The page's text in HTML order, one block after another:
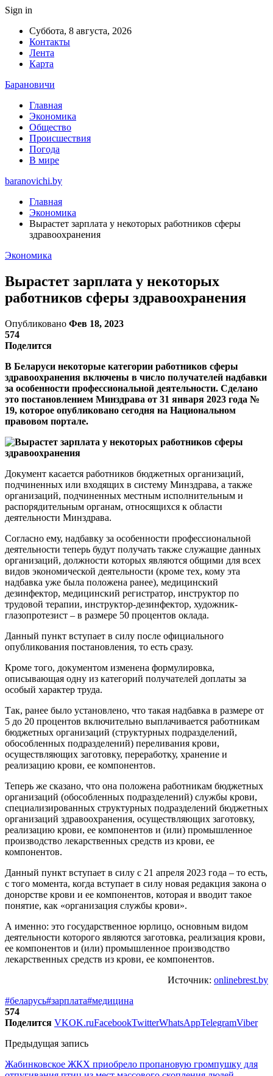
Sign in
Суббота, 8 августа, 2026
Контакты
Лента
Карта
Барановичи
Главная
Экономика
Общество
Происшествия
Погода
В мире
baranovichi.by
Главная
Экономика
Вырастет зарплата у некоторых работников сферы
здравоохранения
Экономика
Вырастет зарплата у некоторых
работников сферы здравоохранения
Опубликовано Фев 18, 2023
574
Поделится
В Беларуси некоторые категории работников сферы
здравоохранения включены в число получателей надбавки
за особенности профессиональной деятельности. Сделано
это постановлением Минздрава от 31 января 2023 года №
19, которое опубликовано сегодня на Национальном
правовом портале.
Документ касается работников бюджетных организаций,
подчиненных или входящих в систему Минздрава, а также
организаций, подчиненных местным исполнительным и
распорядительным органам, относящихся к области
деятельности Минздрава.
Согласно ему, надбавку за особенности профессиональной
деятельности теперь будут получать также служащие данных
организаций, должности которых являются общими для всех
видов экономической деятельности (кроме тех, кому эта
надбавка уже была положена ранее), медицинский
дезинфектор, медицинский регистратор, инструктор по
трудовой терапии, инструктор-дезинфектор, художник-
глазопротезист – в размере 50 процентов оклада.
Данный пункт вступает в силу после официального
опубликования постановления, то есть сразу.
Кроме того, документом изменена формулировка,
описывающая одну из категорий получателей доплаты за
особый характер труда.
Так, ранее было установлено, что такая надбавка в размере от
5 до 20 процентов включительно выплачивается работникам
бюджетных организаций (структурных подразделений,
обособленных подразделений) переливания крови,
осуществляющих заготовку, переработку, хранение и
реализацию крови, ее компонентов.
Теперь же сказано, что она положена работникам бюджетных
организаций (обособленных подразделений) службы крови,
специализированных структурных подразделений бюджетных
организаций здравоохранения, осуществляющих заготовку,
реализацию крови, ее компонентов и (или) промышленное
производство лекарственных средств из крови, ее
компонентов.
Данный пункт вступает в силу с 21 апреля 2023 года – то есть,
с того момента, когда вступает в силу новая редакция закона о
донорстве крови и ее компонентов, которая и вводит такое
понятие, как «организация службы крови».
А именно: это государственное юрлицо, основным видом
деятельности которого являются заготовка, реализация крови,
ее компонентов и (или) промышленное производство
лекарственных средств из крови, ее компонентов.
Источник: onlinebrest.by
#беларусь#зарплата#медицина
574
Поделится VKOK.ruFacebookTwitterWhatsAppTelegramViber
Предыдущая запись
Жабинковское ЖКХ приобрело пропановую громпушку для